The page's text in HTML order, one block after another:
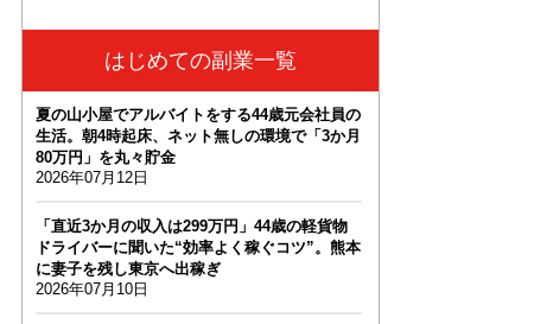
はじめての副業一覧
夏の山小屋でアルバイトをする44歳元会社員の
生活。朝4時起床、ネット無しの環境で「3か月
80万円」を丸々貯金
2026年07月12日
「直近3か月の収入は299万円」44歳の軽貨物
ドライバーに聞いた“効率よく稼ぐコツ”。熊本
に妻子を残し東京へ出稼ぎ
2026年07月10日